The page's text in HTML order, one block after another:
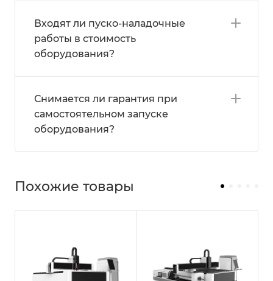
Входят ли пуско-наладочные
работы в стоимость
оборудования?
Снимается ли гарантия при
самостоятельном запуске
оборудования?
Похожие товары